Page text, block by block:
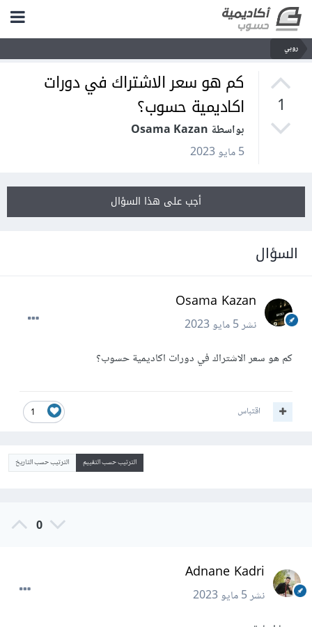
روبي
1
كم هو سعر الاشتراك في دورات
اكاديمية حسوب؟
بواسطة Osama Kazan
5 مايو 2023
أجب على هذا السؤال
السؤال
Osama Kazan
نشر5 مايو 2023
كم هو سعر الاشتراك في دورات اكاديمية حسوب؟
1 اقتباس
الترتيب حسب التقييم الترتيب حسب التاريخ
0
Adnane Kadri
نشر5 مايو 2023